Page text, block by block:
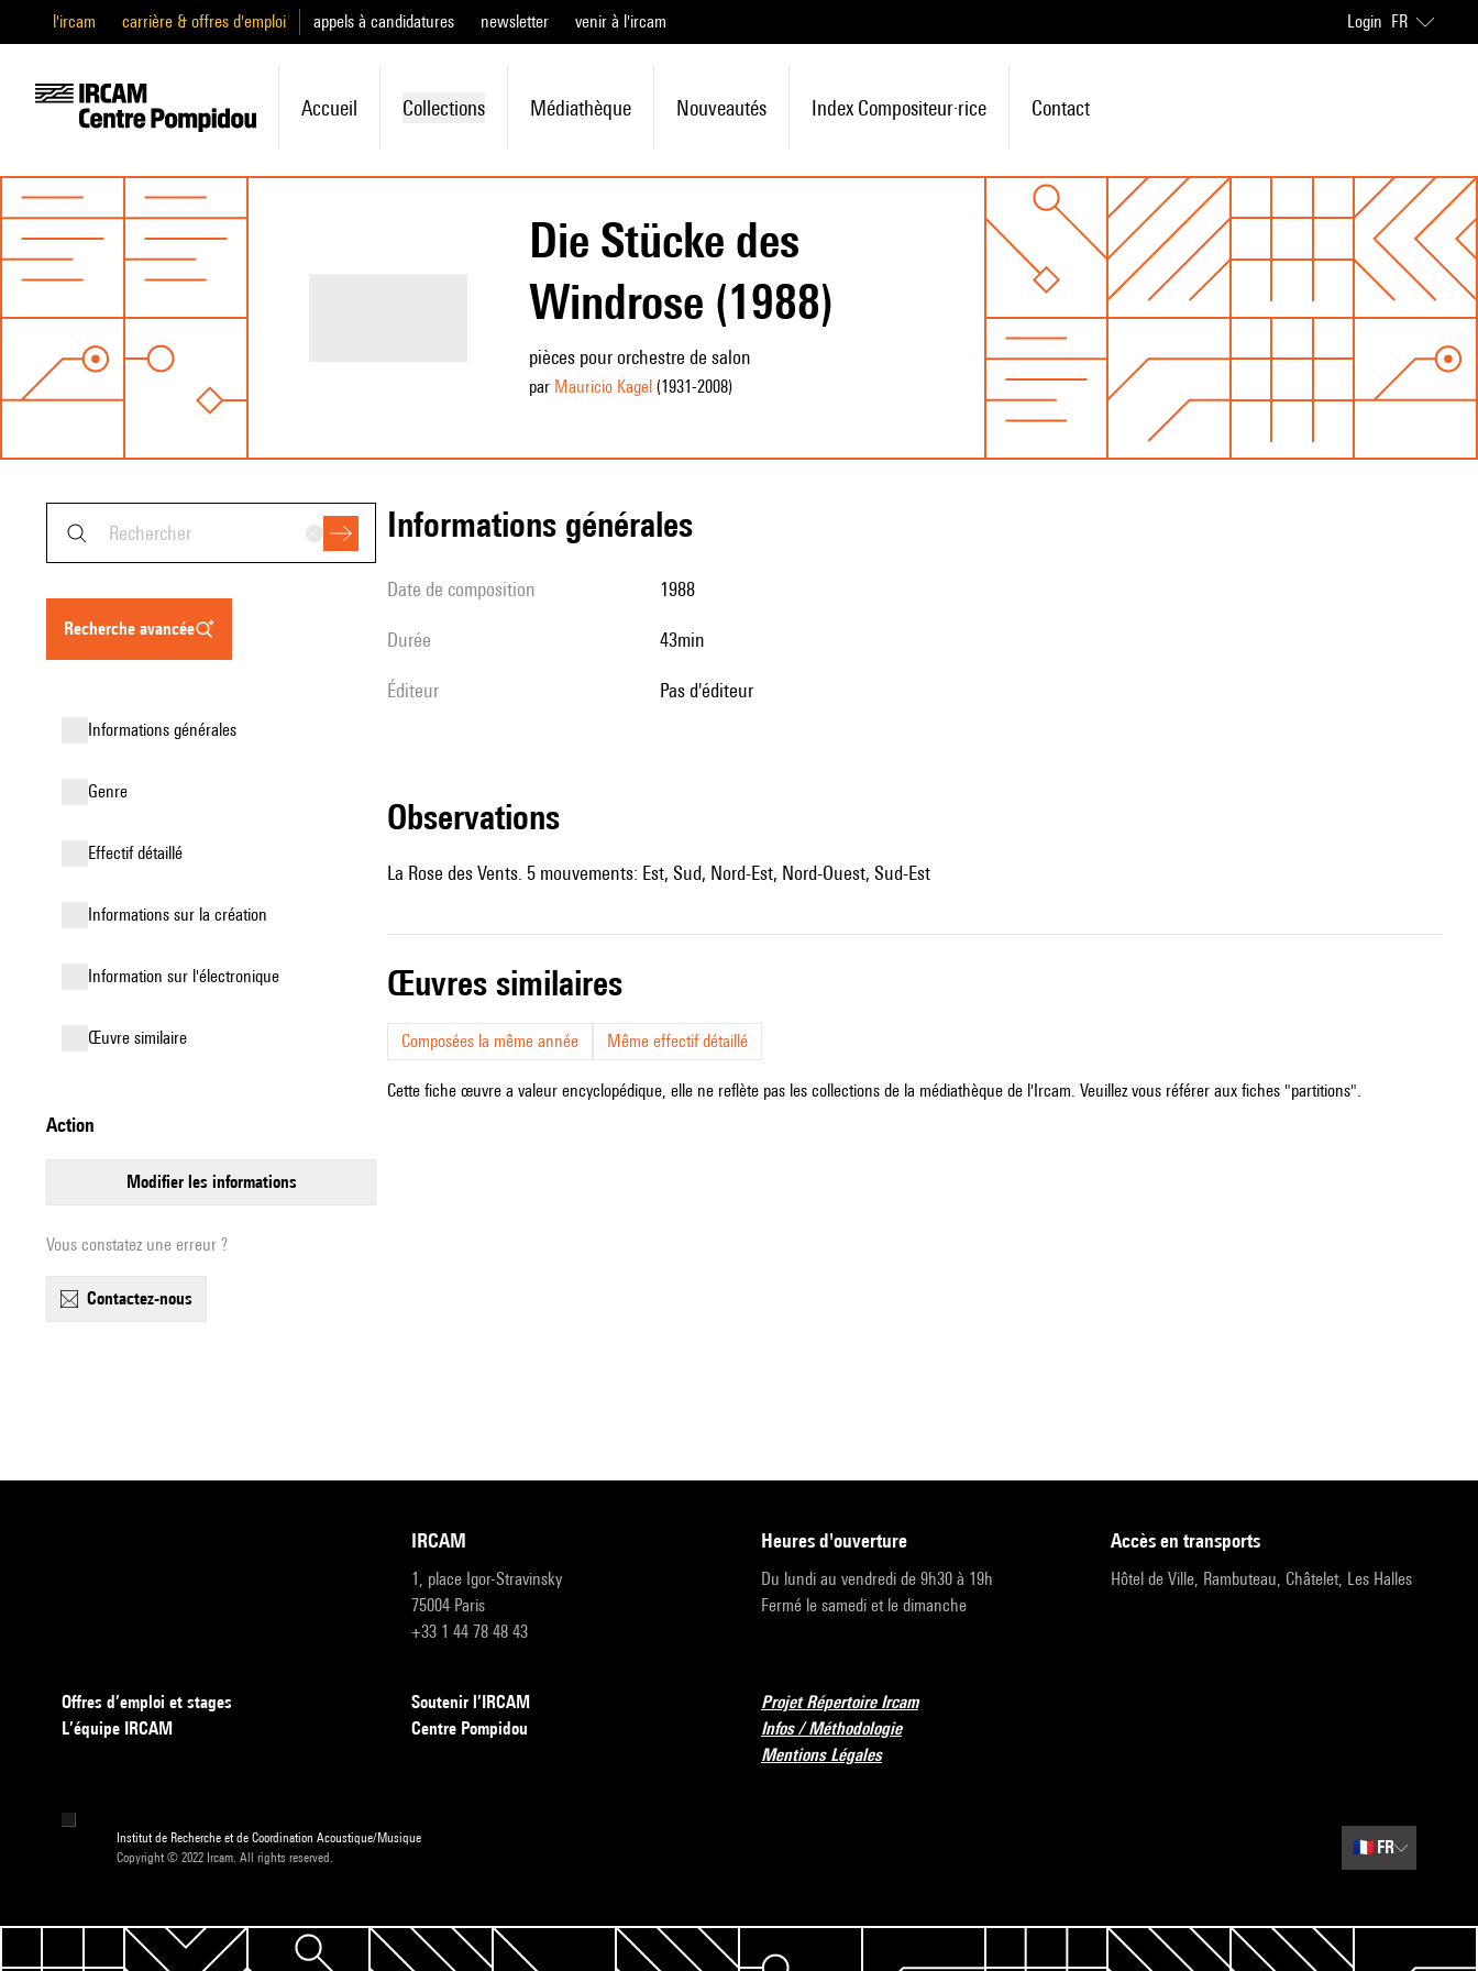
l'ircam carrière & offres d'emploi appels à candidatures newsletter venir à l'ircam Login FR
Accueil Collections Médiathèque Nouveautés Index Compositeur·rice Contact
Die Stücke des
Windrose (1988)
pièces pour orchestre de salon
par Mauricio Kagel(1931-2008)
recherche avancée
informations générales
genre
effectif détaillé
informations sur la création
Information sur l'électronique
œuvre similaire
action
modifier les informations
Vous constatez une erreur ?
contactez-nous
informations générales
date de composition 1988
durée 43min
éditeur pas d'éditeur
observations
La Rose des Vents. 5 mouvements: Est, Sud, Nord-Est, Nord-Ouest, Sud-Est
œuvres similaires
Composées la même année Même effectif détaillé
Cette fiche œuvre a valeur encyclopédique, elle ne reflète pas les collections de la médiathèque de l'Ircam. Veuillez vous référer aux fiches "partitions".
IRCAM
1, place Igor-Stravinsky
75004 Paris
+33 1 44 78 48 43
heures d'ouverture
Du lundi au vendredi de 9h30 à 19h
Fermé le samedi et le dimanche
accès en transports
Hôtel de Ville, Rambuteau, Châtelet, Les Halles
Offres d’emploi et stages
L’équipe IRCAM
Soutenir l’IRCAM
Centre Pompidou
Projet Répertoire Ircam
Infos / Méthodologie
Mentions Légales
Institut de Recherche et de Coordination Acoustique/Musique
Copyright © 2022 Ircam. All rights reserved.
🇫🇷 FR